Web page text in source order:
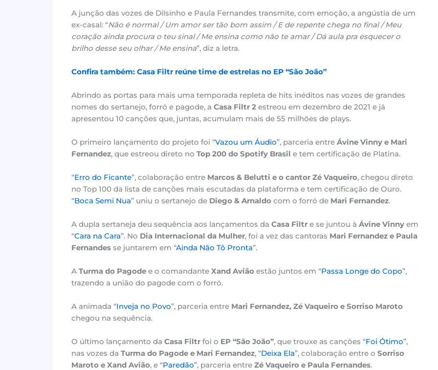
A junção das vozes de Dilsinho e Paula Fernandes transmite, com emoção, a angústia de um
ex-casal: “Não é normal / Um amor ser tão bom assim / E de repente chega no final / Meu
coração ainda procura o teu sinal / Me ensina como não te amar / Dá aula pra esquecer o
brilho desse seu olhar / Me ensina”, diz a letra.
Confira também: Casa Filtr reúne time de estrelas no EP “São João”
Abrindo as portas para mais uma temporada repleta de hits inéditos nas vozes de grandes
nomes do sertanejo, forró e pagode, a Casa Filtr 2estreou em dezembro de 2021 e já
apresentou 10 canções que, juntas, acumulam mais de 55 milhões de plays.
O primeiro lançamento do projeto foi “Vazou um Áudio”, parceria entre Ávine Vinny e Mari
Fernandez, que estreou direto no Top 200 do Spotify Brasil e tem certificação de Platina.
“Erro do Ficante”, colaboração entre Marcos & Belutti e o cantor Zé Vaqueiro, chegou direto
no Top 100 da lista de canções mais escutadas da plataforma e tem certificação de Ouro.
“Boca Semi Nua” uniu o sertanejo de Diego & Arnaldocom o forró de Mari Fernandez.
A dupla sertaneja deu sequência aos lançamentos da Casa Filtre se juntou à Ávine Vinnyem
“Cara na Cara”. No Dia Internacional da Mulher, foi a vez das cantoras Mari Fernandez e Paula
Fernandesse juntarem em “Ainda Não Tô Pronta”.
A Turma do Pagodee o comandante Xand Aviãoestão juntos em “Passa Longe do Copo”,
trazendo a união do pagode com o forró.
A animada “Inveja no Povo”, parceria entre Mari Fernandez, Zé Vaqueiro e Sorriso Maroto
chegou na sequência.
O último lançamento da Casa Filtrfoi o EP “São João”, que trouxe as canções “Foi Ótimo”,
nas vozes da Turma do Pagode e Mari Fernandez, “Deixa Ela”, colaboração entre o Sorriso
Maroto e Xand Avião, e “Paredão”, parceria entre Zé Vaqueiro e Paula Fernandes.